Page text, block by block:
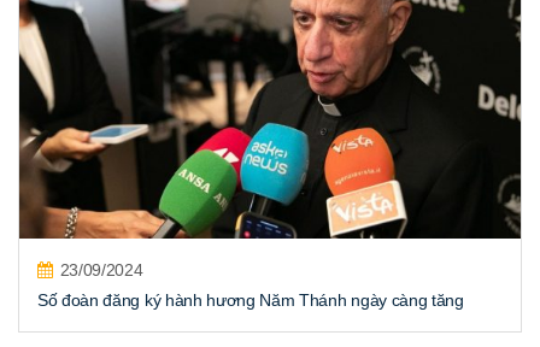
23/09/2024
Số đoàn đăng ký hành hương Năm Thánh ngày càng tăng